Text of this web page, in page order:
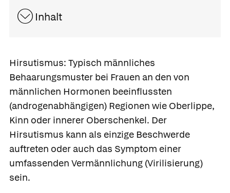
Inhalt
Hirsutismus: Typisch männliches
Behaarungsmuster bei Frauen an den von
männlichen Hormonen beeinflussten
(androgenabhängigen) Regionen wie Oberlippe,
Kinn oder innerer Oberschenkel. Der
Hirsutismus kann als einzige Beschwerde
auftreten oder auch das Symptom einer
umfassenden Vermännlichung (Virilisierung)
sein.